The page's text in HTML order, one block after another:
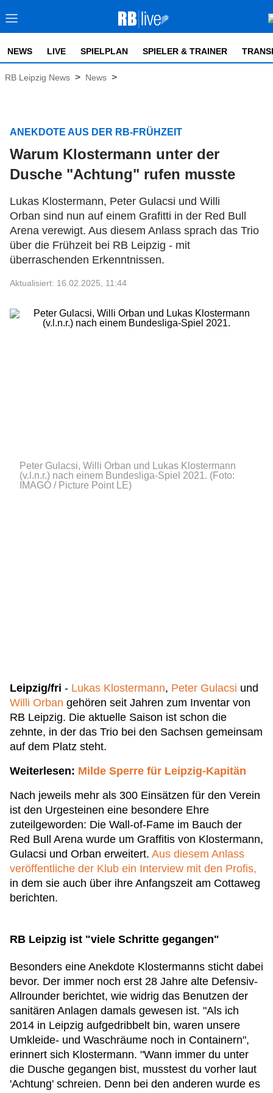
NEWS LIVE SPIELPLAN SPIELER & TRAINER
RB Leipzig News > News >
ANEKDOTE AUS DER RB-FRÜHZEIT
Warum Klostermann unter der
Dusche "Achtung" rufen musste
Lukas Klostermann, Peter Gulacsi und Willi
Orban sind nun auf einem Grafitti in der Red Bull
Arena verewigt. Aus diesem Anlass sprach das Trio
über die Frühzeit bei RB Leipzig - mit
überraschenden Erkenntnissen.
Aktualisiert: 16.02.2025, 11:44
Peter Gulacsi, Willi Orban und Lukas Klostermann
(v.l.n.r.) nach einem Bundesliga-Spiel 2021. (Foto:
IMAGO / Picture Point LE)
Leipzig/fri - Lukas Klostermann, Peter Gulacsi und
Willi Orban gehören seit Jahren zum Inventar von
RB Leipzig. Die aktuelle Saison ist schon die
zehnte, in der das Trio bei den Sachsen gemeinsam
auf dem Platz steht.
Weiterlesen: Milde Sperre für Leipzig-Kapitän
Nach jeweils mehr als 300 Einsätzen für den Verein
ist den Urgesteinen eine besondere Ehre
zuteilgeworden: Die Wall-of-Fame im Bauch der
Red Bull Arena wurde um Graffitis von Klostermann,
Gulacsi und Orban erweitert. Aus diesem Anlass
veröffentliche der Klub ein Interview mit den Profis,
in dem sie auch über ihre Anfangszeit am Cottaweg
berichten.
RB Leipzig ist "viele Schritte gegangen"
Besonders eine Anekdote Klostermanns sticht dabei
bevor. Der immer noch erst 28 Jahre alte Defensiv-
Allrounder berichtet, wie widrig das Benutzen der
sanitären Anlagen damals gewesen ist. "Als ich
2014 in Leipzig aufgedribbelt bin, waren unsere
Umkleide- und Waschräume noch in Containern",
erinnert sich Klostermann. "Wann immer du unter
die Dusche gegangen bist, musstest du vorher laut
'Achtung' schreien. Denn bei den anderen wurde es